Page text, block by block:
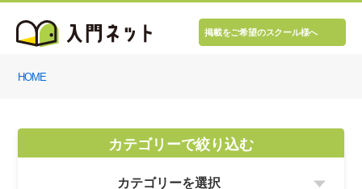
掲載をご希望のスクール様へ
HOME
カテゴリーで絞り込む